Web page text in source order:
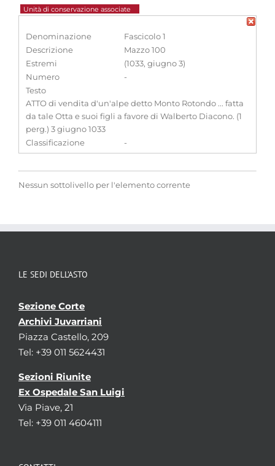
Unità di conservazione associate
Denominazione
Fascicolo 1
Descrizione
Mazzo 100
Estremi
(1033, giugno 3)
Numero
-
Testo
ATTO di vendita d'un'alpe detto Monto Rotondo ... fatta
da tale Otta e suoi figli a favore di Walberto Diacono. (1
perg.) 3 giugno 1033
Classificazione
-
Nessun sottolivello per l'elemento corrente
LE SEDI DELL’ASTO
Sezione Corte
Archivi Juvarriani
Piazza Castello, 209
Tel: +39 011 5624431
Sezioni Riunite
Ex Ospedale San Luigi
Via Piave, 21
Tel: +39 011 4604111